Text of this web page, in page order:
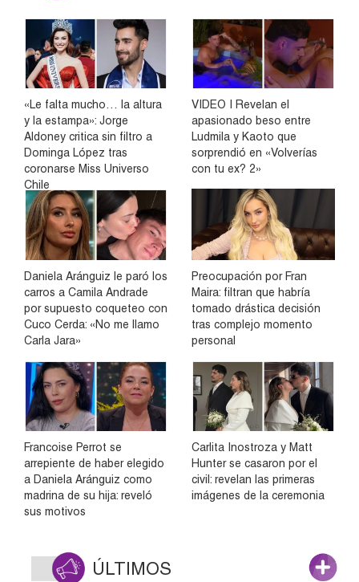
«Le falta mucho… la altura
y la estampa»: Jorge
Aldoney critica sin filtro a
Dominga López tras
coronarse Miss Universo
Chile
VIDEO | Revelan el
apasionado beso entre
Ludmila y Kaoto que
sorprendió en «Volverías
con tu ex? 2»
Daniela Aránguiz le paró los
carros a Camila Andrade
por supuesto coqueteo con
Cuco Cerda: «No me llamo
Carla Jara»
Preocupación por Fran
Maira: filtran que habría
tomado drástica decisión
tras complejo momento
personal
Francoise Perrot se
arrepiente de haber elegido
a Daniela Aránguiz como
madrina de su hija: reveló
sus motivos
Carlita Inostroza y Matt
Hunter se casaron por el
civil: revelan las primeras
imágenes de la ceremonia
ÚLTIMOS